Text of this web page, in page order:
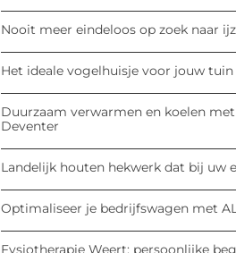
Nooit meer eindeloos op zoek naar
Het ideale vogelhuisje voor jouw
Duurzaam verwarmen en koelen
Deventer
Landelijk houten hekwerk dat bij uw
Optimaliseer je bedrijfswagen met
Fysiotherapie Weert: persoonlijke